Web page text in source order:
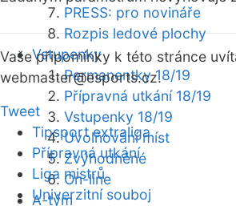
PRESS: pro novináře
Rozpis ledové plochy
Vstupenky
Permanentky 18/19
Přípravná utkání 18/19
Vstupenky 18/19
Uvolňování míst
Zvýhodněné
On-line
A-tým
Vaše připomínky k této stránce
webmaster@esports.cz.
Tweet
Tipsport extraliga
Přípravná utkání
Liga mistrů
Univerzitní souboj